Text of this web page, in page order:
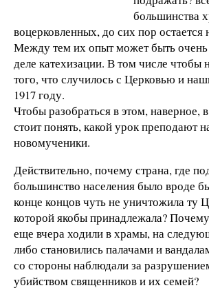
большинства
воцерковленных, до сих пор остается
Между тем их опыт может быть очень
деле катехизации. В том числе чтобы
того, что случилось с Церковью и
1917 году.
Чтобы разобраться в этом, наверное,
стоит понять, какой урок преподают
новомученики.
Действительно, почему страна, где
большинство населения было вроде
конце концов чуть не уничтожила ту
которой якобы принадлежала?
еще вчера ходили в храмы, на
либо становились палачами и
со стороны наблюдали за
убийством священников и их семей?